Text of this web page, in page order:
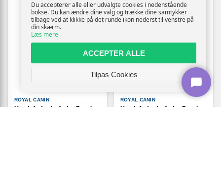
ROYAL CANIN
Hundefoder tørfoder Royal
ROYAL CANIN
Hundefoder tørfoder Royal
Du accepterer alle eller udvalgte cookies i nedenstående
bokse. Du kan ændre dine valg og trække dine samtykker
tilbage ved at klikke på det runde ikon nederst til venstre på
din skærm.
Læs mere
ACCEPTER ALLE
Tilpas Cookies